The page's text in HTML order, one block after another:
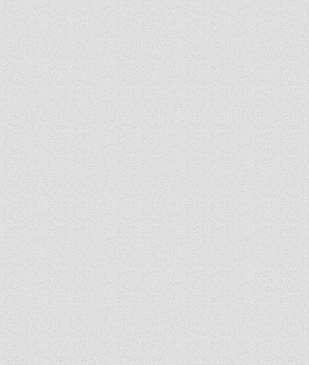
KÖZPONTI ESPERESSÉG
DÉLI ESPERESSÉG
ARCHÍVUM
ARCHÍV ÉLETKÉPEK
SZINÓDUS
ORGANIGRAMMA
PÜSPÖKI DEKRÉTUM
ZSINATI IMA
ZSINAT MOTTÓJA, LOGÓJA
ZSINATI IRODA
KOORDINÁLÓ BIZOTTSÁG
ZSINATI TAGOK
MUNKADOKUMENTUMOK
ZSINATI HÍREK-ÚJSÁG
PASZTORÁLSZOCIOLÓGIAI FELMÉRÉS
KISKORÚAK VÉDELME